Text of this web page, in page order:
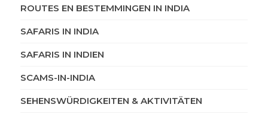
ROUTES EN BESTEMMINGEN IN INDIA
SAFARIS IN INDIA
SAFARIS IN INDIEN
SCAMS-IN-INDIA
SEHENSWÜRDIGKEITEN & AKTIVITÄTEN